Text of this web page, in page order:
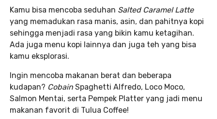
Kamu bisa mencoba seduhan Salted Caramel Latte
yang memadukan rasa manis, asin, dan pahitnya kopi
sehingga menjadi rasa yang bikin kamu ketagihan.
Ada juga menu kopi lainnya dan juga teh yang bisa
kamu eksplorasi.
Ingin mencoba makanan berat dan beberapa
kudapan? Cobain Spaghetti Alfredo, Loco Moco,
Salmon Mentai, serta Pempek Platter yang jadi menu
makanan favorit di Tulua Coffee!